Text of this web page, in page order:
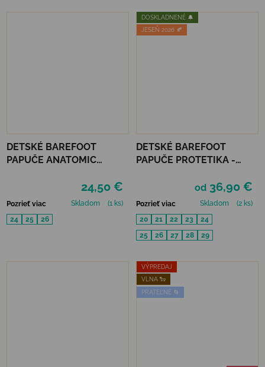
DETSKÉ BAREFOOT
PAPUČE ANATOMIC
24,50 €
Pozrieť viac Skladom
(1 ks)
24
25 26
DOSKLADNENÉ 🔔
JESEŇ 2026 🍂
DETSKÉ BAREFOOT
PAPUČE PROTETIKA -
od 36,90 €
Pozrieť viac Skladom
(2 ks)
20
21 22 23
24
25
26 27 28 29
VÝPREDAJ
VLNA 🐑
PRATEĽNÉ 🌀